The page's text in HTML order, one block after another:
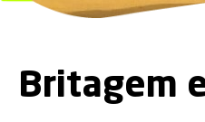
Britagem